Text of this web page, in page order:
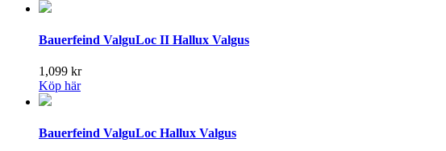
Bauerfeind ValguLoc II Hallux Valgus
1,099 kr
Köp här
Bauerfeind ValguLoc Hallux Valgus